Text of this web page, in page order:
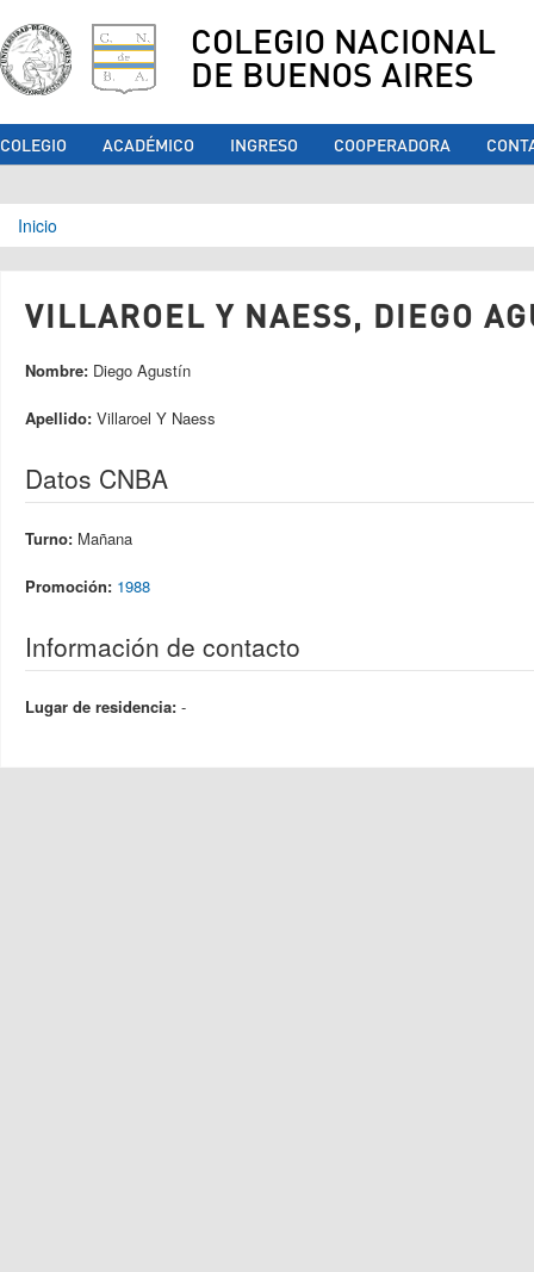
COLEGIO NACIONAL
DE BUENOS AIRES
COLEGIO ACADÉMICO INGRESO COOPERADORA
Se encuentra usted aquí
Inicio
VILLAROEL Y NAESS, DIEGO
Nombre: Diego Agustín
Apellido: Villaroel Y Naess
Datos CNBA
Turno: Mañana
Promoción: 1988
Información de contacto
Lugar de residencia: -